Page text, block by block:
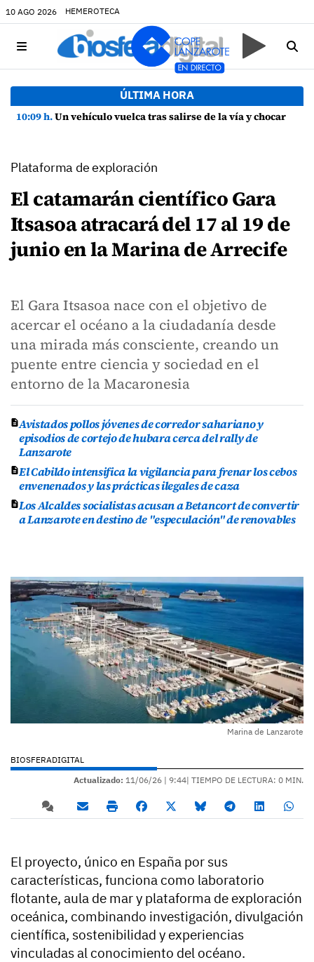
10 AGO 2026 HEMEROTECA
ÚLTIMA HORA
10:09 h.Un vehículo vuelca tras salirse de la vía y chocar contra una farola en Uga
Plataforma de exploración
El catamarán científico Gara
Itsasoa atracará del 17 al 19 de
junio en la Marina de Arrecife
El Gara Itsasoa nace con el objetivo de
acercar el océano a la ciudadanía desde
una mirada más consciente, creando un
puente entre ciencia y sociedad en el
entorno de la Macaronesia
Avistados pollos jóvenes de corredor sahariano y
episodios de cortejo de hubara cerca del rally de
Lanzarote
El Cabildo intensifica la vigilancia para frenar los cebos
envenenados y las prácticas ilegales de caza
Los Alcaldes socialistas acusan a Betancort de convertir
a Lanzarote en destino de "especulación" de renovables
Marina de Lanzarote
BIOSFERADIGITAL
Actualizado: 11/06/26 | 9:44| TIEMPO DE LECTURA: 0 MIN.
El proyecto, único en España por sus
características, funciona como laboratorio
flotante, aula de mar y plataforma de exploración
oceánica, combinando investigación, divulgación
científica, sostenibilidad y experiencias
vinculadas al conocimiento del océano.